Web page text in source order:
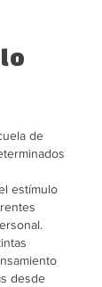
de
estímulo
desde